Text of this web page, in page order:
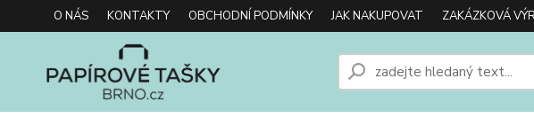
O NÁS KONTAKTY OBCHODNÍ PODMÍNKY JAK NAKUPOVAT ZAKÁZKOVÁ